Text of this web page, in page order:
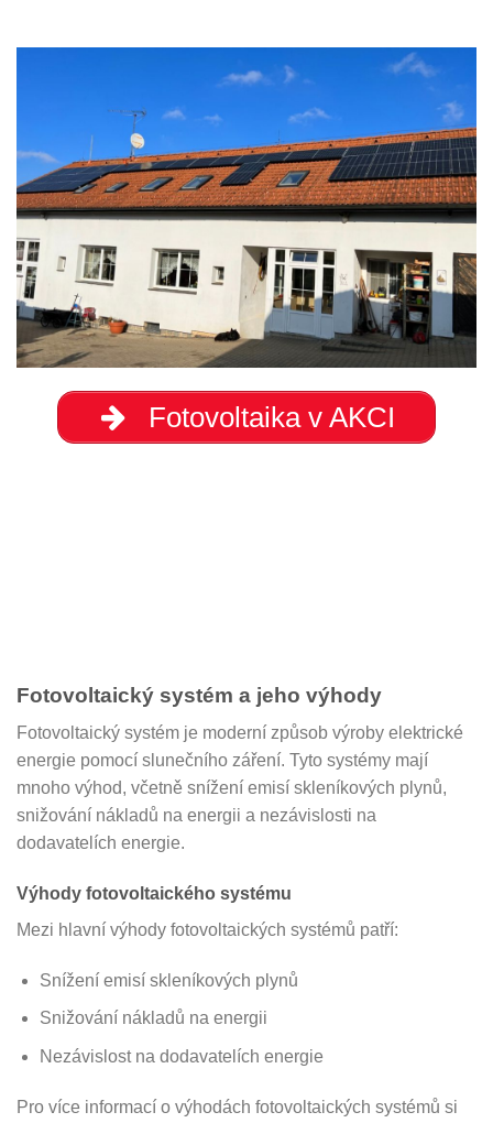
Fotovoltaika v AKCI
Fotovoltaický systém a jeho výhody
Fotovoltaický systém je moderní způsob výroby elektrické
energie pomocí slunečního záření. Tyto systémy mají
mnoho výhod, včetně snížení emisí skleníkových plynů,
snižování nákladů na energii a nezávislosti na
dodavatelích energie.
Výhody fotovoltaického systému
Mezi hlavní výhody fotovoltaických systémů patří:
Snížení emisí skleníkových plynů
Snižování nákladů na energii
Nezávislost na dodavatelích energie
Pro více informací o výhodách fotovoltaických systémů si